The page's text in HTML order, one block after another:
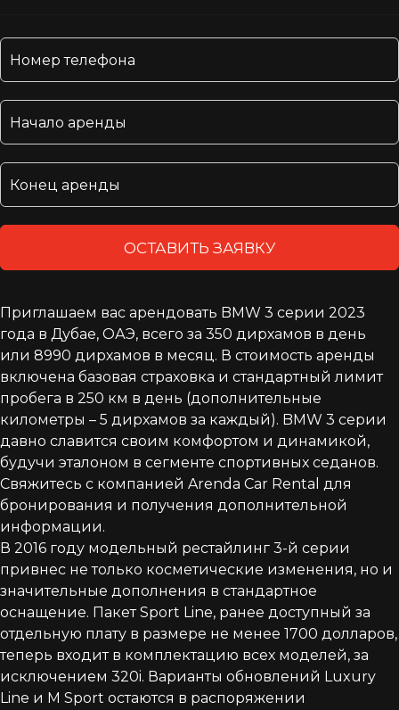
ОСТАВИТЬ ЗАЯВКУ
Приглашаем вас арендовать BMW 3 серии 2023
года в Дубае, ОАЭ, всего за 350 дирхамов в день
или 8990 дирхамов в месяц. В стоимость аренды
включена базовая страховка и стандартный лимит
пробега в 250 км в день (дополнительные
километры – 5 дирхамов за каждый). BMW 3 серии
давно славится своим комфортом и динамикой,
будучи эталоном в сегменте спортивных седанов.
Свяжитесь с компанией Arenda Car Rental для
бронирования и получения дополнительной
информации.
В 2016 году модельный рестайлинг 3-й серии
привнес не только косметические изменения, но и
значительные дополнения в стандартное
оснащение. Пакет Sport Line, ранее доступный за
отдельную плату в размере не менее 1700 долларов,
теперь входит в комплектацию всех моделей, за
исключением 320i. Варианты обновлений Luxury
Line и M Sport остаются в распоряжении